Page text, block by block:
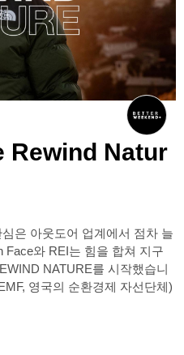
Rewind Natur
은 아웃도어 업계에서 점차 늘
Face와 REI는 힘을 합쳐 지구
NATURE를 시작했습니